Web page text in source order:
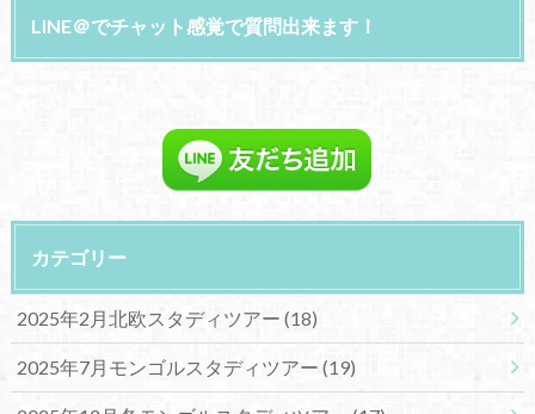
LINE＠でチャット感覚で質問出来ます！
カテゴリー
2025年2月北欧スタディツアー (18)
2025年7月モンゴルスタディツアー (19)